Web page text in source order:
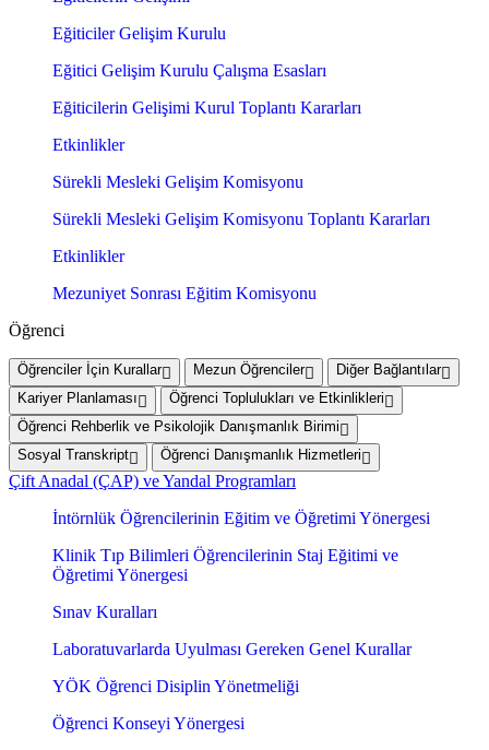
Eğiticiler Gelişim Kurulu
Eğitici Gelişim Kurulu Çalışma Esasları
Eğiticilerin Gelişimi Kurul Toplantı Kararları
Etkinlikler
Sürekli Mesleki Gelişim Komisyonu
Sürekli Mesleki Gelişim Komisyonu Toplantı Kararları
Etkinlikler
Mezuniyet Sonrası Eğitim Komisyonu
Öğrenci
Öğrenciler İçin Kurallar Mezun Öğrenciler
Diğer Bağlantılar
Kariyer Planlaması
Öğrenci Toplulukları ve Etkinlikleri
Öğrenci Rehberlik ve Psikolojik Danışmanlık Birimi
Sosyal Transkript
Öğrenci Danışmanlık Hizmetleri
Çift Anadal (ÇAP) ve Yandal Programları
İntörnlük Öğrencilerinin Eğitim ve Öğretimi Yönergesi
Klinik Tıp Bilimleri Öğrencilerinin Staj Eğitimi ve
Öğretimi Yönergesi
Sınav Kuralları
Laboratuvarlarda Uyulması Gereken Genel Kurallar
YÖK Öğrenci Disiplin Yönetmeliği
Öğrenci Konseyi Yönergesi